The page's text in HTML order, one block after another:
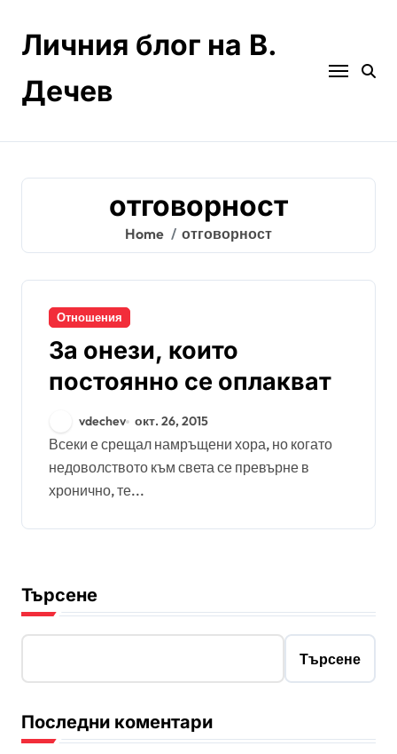
contentЛичния блог на В.
Дечев
отговорност
Home отговорност
Отношения
За онези, които
постоянно се оплакват
vdechev окт. 26, 2015
Всеки е срещал намръщени хора, но когато
недоволството към света се превърне в
хронично, те...
Търсене
Търсене
Последни коментари